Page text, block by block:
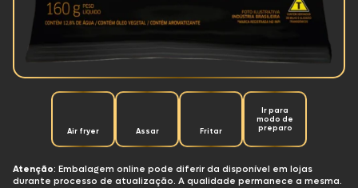
Air fryer Assar Fritar
Ir para
modo de
preparo
Atenção: Embalagem online pode diferir da disponível em lojas
durante processo de atualização. A qualidade permanece a mesma.